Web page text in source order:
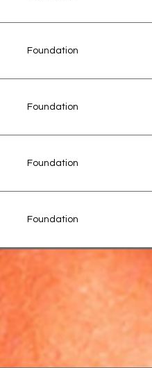
Workshop
Foundation
Foundation
Foundation
Foundation